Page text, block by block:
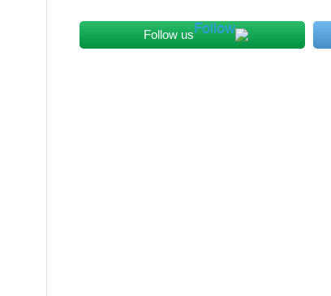
Follow us